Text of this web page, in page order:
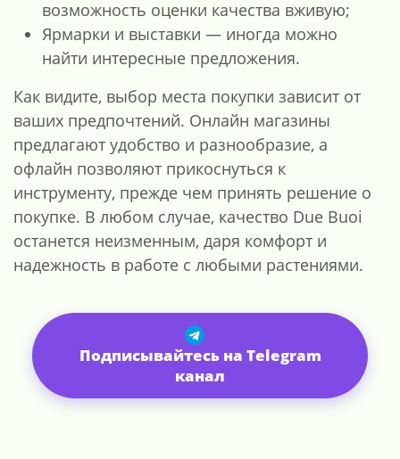
возможность оценки качества вживую;
Ярмарки и выставки — иногда можно
найти интересные предложения.
Как видите, выбор места покупки зависит от
ваших предпочтений. Онлайн магазины
предлагают удобство и разнообразие, а
офлайн позволяют прикоснуться к
инструменту, прежде чем принять решение о
покупке. В любом случае, качество Due Buoi
останется неизменным, даря комфорт и
надежность в работе с любыми растениями.
Подписывайтесь на Telegram
канал